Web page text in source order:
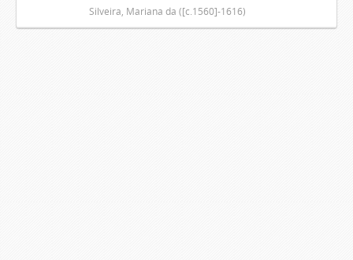
Silveira, Mariana da ([c.1560]-1616)